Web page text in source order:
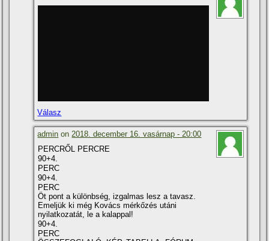
Válasz
admin on2018. december 16. vasárnap - 20:00
PERCRŐL PERCRE
90+4.
PERC
90+4.
PERC
Öt pont a különbség, izgalmas lesz a tavasz.
Emeljük ki még Kovács mérkőzés utáni
nyilatkozatát, le a kalappal!
90+4.
PERC